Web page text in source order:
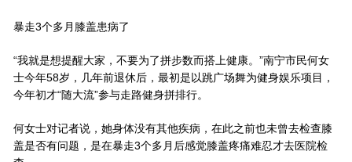
暴走3个多月膝盖患病了
“我就是想提醒大家，不要为了拼步数而搭上健康。”南宁市民何女
士今年58岁，几年前退休后，最初是以跳广场舞为健身娱乐项目，
今年初才“随大流”参与走路健身拼排行。
何女士对记者说，她身体没有其他疾病，在此之前也未曾去检查膝
盖是否有问题，是在暴走3个多月后感觉膝盖疼痛难忍才去医院检